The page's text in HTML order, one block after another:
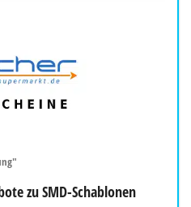
zu SMD-Schablonen